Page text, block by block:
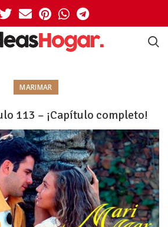
MARIMAR
113 – ¡Capítulo completo!